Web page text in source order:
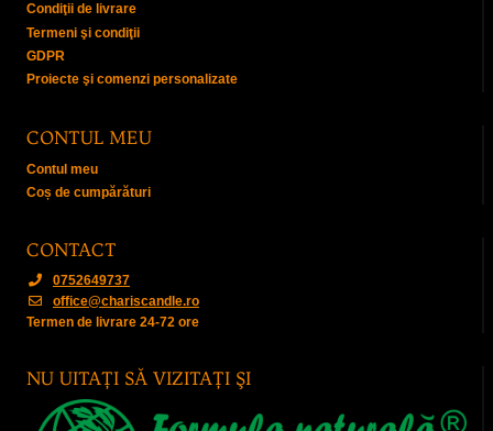
Condiţii de livrare
Termeni şi condiţii
GDPR
Proiecte şi comenzi personalizate
CONTUL MEU
Contul meu
Coș de cumpărături
CONTACT
0752649737
office@chariscandle.ro
Termen de livrare 24-72 ore
NU UITAŢI SĂ VIZITAŢI ŞI